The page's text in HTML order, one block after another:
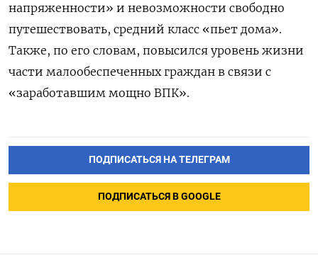
напряженности» и невозможности свободно
путешествовать, средний класс «пьет дома».
Также, по его словам, повысился уровень жизни
части малообеспеченных граждан в связи с
«заработавшим мощно ВПК».
ПОДПИСАТЬСЯ НА ТЕЛЕГРАМ
ПОДПИСАТЬСЯ В GOOGLE